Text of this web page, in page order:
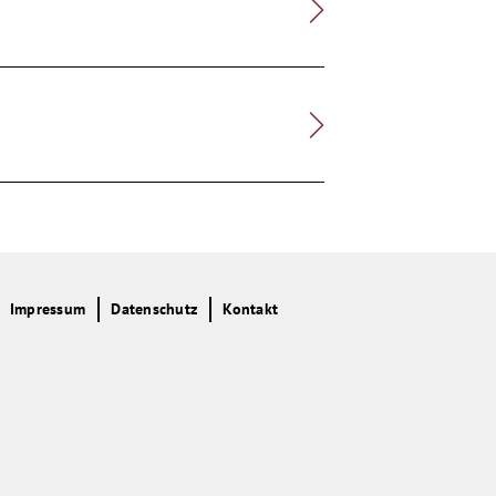
Impressum Datenschutz Kontakt